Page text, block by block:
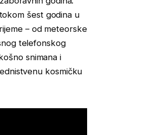
šest godina u
– od meteorske
telefonskog
snimana i
kosmičku